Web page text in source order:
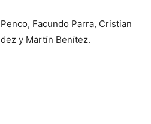
Facundo Parra, Cristian
y Martín Benítez.